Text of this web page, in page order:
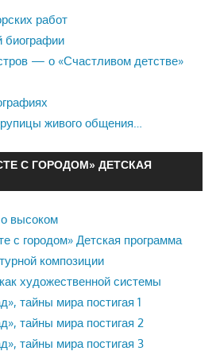
работ
биографии
— о «Счастливом детстве»
живого общения…
С ГОРОДОМ» ДЕТСКАЯ
высоком
с городом» Детская программа
композиции
художественной системы
тайны мира постигая 1
тайны мира постигая 2
тайны мира постигая 3